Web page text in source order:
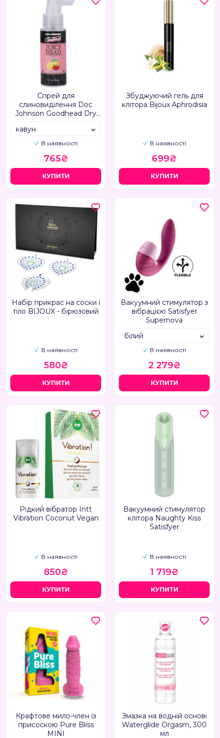
Спрей для
слиновиділення Doc
Johnson Goodhead Dry
В наявності
кавун
765₴
КУПИТИ
Збуджуючий гель для
клітора Bijoux Aphrodisia
В наявності
699₴
КУПИТИ
Набір прикрас на соски і
тіло BIJOUX - бірюзовий
В наявності
580₴
КУПИТИ
Вакуумний стимулятор з
вібрацією Satisfyer
Supernova
В наявності
білий
2 279₴
КУПИТИ
Рідкий вібратор Intt
Vibration Coconut Vegan
В наявності
850₴
КУПИТИ
Вакуумний стимулятор
клітора Naughty Kiss
Satisfyer
В наявності
1 719₴
КУПИТИ
Крафтове мило-член із
присоскою Pure Bliss
MINI
Змазка на водній основі
Waterglide Orgasm, 300
мл